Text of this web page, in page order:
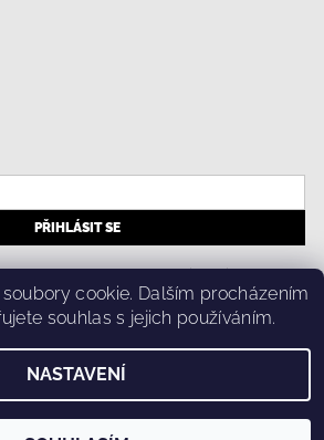
|
osobních údajů a cookies
Center, všechna práva vyhrazena
cookie. Dalším procházením
souhlas s jejich používáním.
NASTAVENÍ